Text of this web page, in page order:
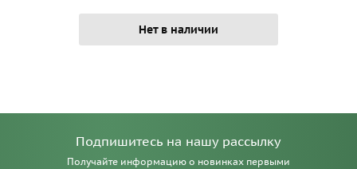
Нет в наличии
Подпишитесь на нашу рассылку
Получайте информацию о новинках первыми